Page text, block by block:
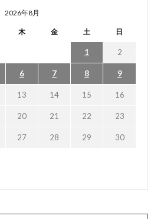
2026年8月
木 金 土 日
1 2
6 7 8 9
13 14 15 16
20 21 22 23
27 28 29 30